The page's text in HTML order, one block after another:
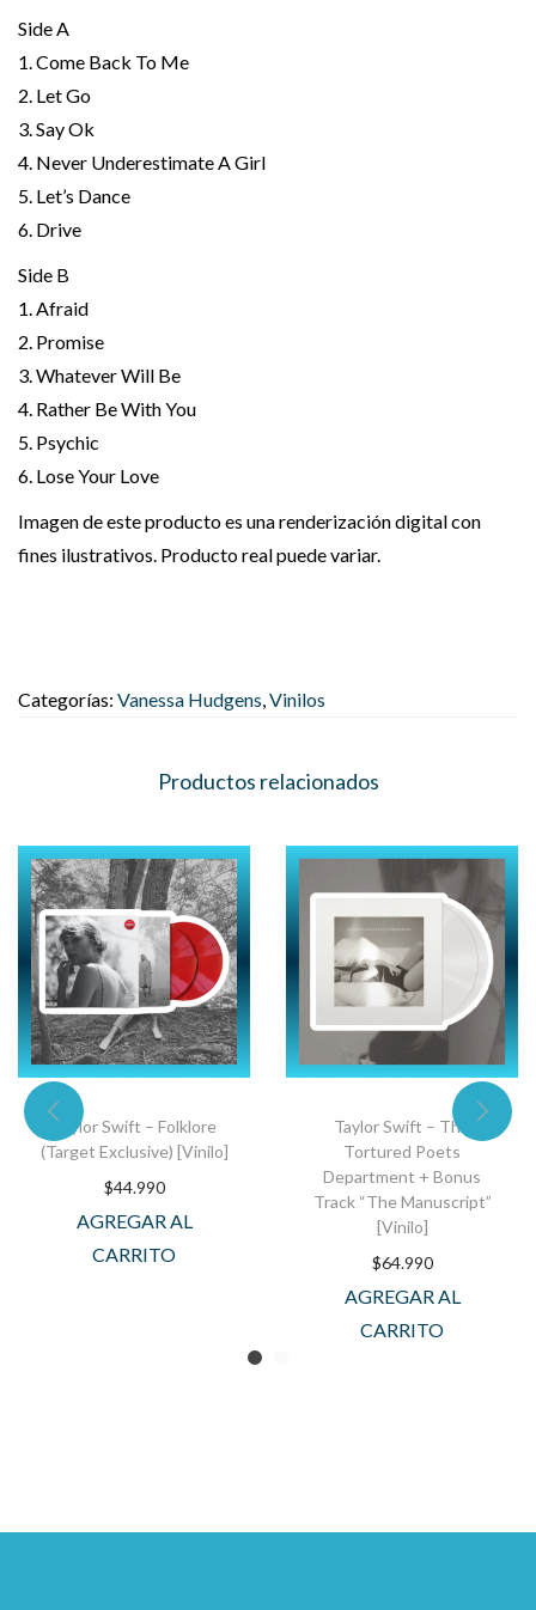
Side A
1. Come Back To Me
2. Let Go
3. Say Ok
4. Never Underestimate A Girl
5. Let’s Dance
6. Drive
Side B
1. Afraid
2. Promise
3. Whatever Will Be
4. Rather Be With You
5. Psychic
6. Lose Your Love
Imagen de este producto es una renderización digital con
fines ilustrativos. Producto real puede variar.
Categorías: Vanessa Hudgens,Vinilos
Productos relacionados
Taylor Swift – Folklore
(Target Exclusive) [Vinilo]
$44.990
AGREGAR AL
CARRITO
Taylor Swift – The
Tortured Poets
Department + Bonus
Track “The Manuscript”
[Vinilo]
$64.990
AGREGAR AL
CARRITO